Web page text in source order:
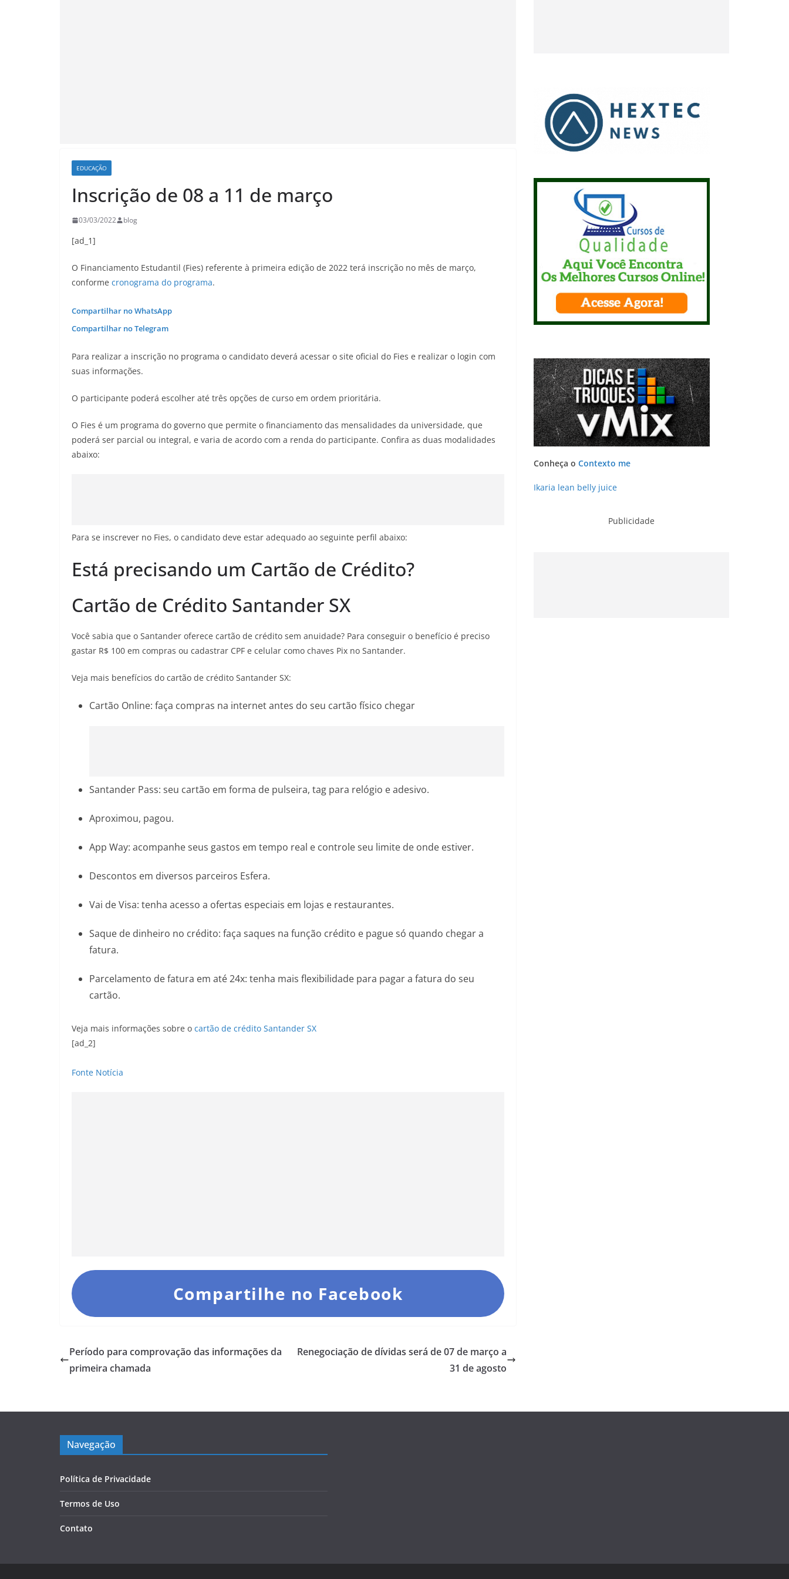
EDUCAÇÃO
Inscrição de 08 a 11 de março
03/03/2022 blog
[ad_1]
O Financiamento Estudantil (Fies) referente à primeira edição de 2022 terá inscrição no mês de março,
conforme cronograma do programa.
Compartilhar no WhatsApp
Compartilhar no Telegram
Para realizar a inscrição no programa o candidato deverá acessar o site oficial do Fies e realizar o login com
suas informações.
O participante poderá escolher até três opções de curso em ordem prioritária.
O Fies é um programa do governo que permite o financiamento das mensalidades da universidade, que
poderá ser parcial ou integral, e varia de acordo com a renda do participante. Confira as duas modalidades
abaixo:
Para se inscrever no Fies, o candidato deve estar adequado ao seguinte perfil abaixo:
Está precisando um Cartão de Crédito?
Cartão de Crédito Santander SX
Você sabia que o Santander oferece cartão de crédito sem anuidade? Para conseguir o benefício é preciso
gastar R$ 100 em compras ou cadastrar CPF e celular como chaves Pix no Santander.
Veja mais benefícios do cartão de crédito Santander SX:
Cartão Online: faça compras na internet antes do seu cartão físico chegar
Santander Pass: seu cartão em forma de pulseira, tag para relógio e adesivo.
Aproximou, pagou.
App Way: acompanhe seus gastos em tempo real e controle seu limite de onde estiver.
Descontos em diversos parceiros Esfera.
Vai de Visa: tenha acesso a ofertas especiais em lojas e restaurantes.
Saque de dinheiro no crédito: faça saques na função crédito e pague só quando chegar a
fatura.
Parcelamento de fatura em até 24x: tenha mais flexibilidade para pagar a fatura do seu
cartão.
Veja mais informações sobre o cartão de crédito Santander SX
[ad_2]
Fonte Notícia
Compartilhe no Facebook
Período para comprovação das informações da
primeira chamada
Renegociação de dívidas será de 07 de março a
31 de agosto
Conheça o Contexto me
Ikaria lean belly juice
Publicidade
Navegação
Política de Privacidade
Termos de Uso
Contato